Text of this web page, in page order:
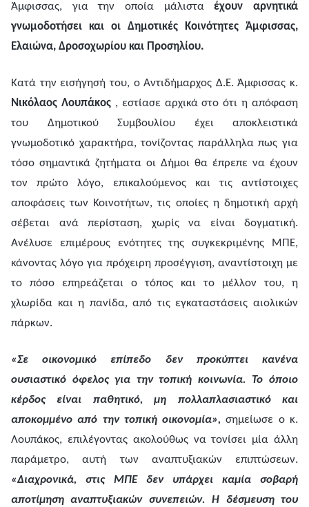
Άμφισσας, για την οποία μάλισταέχουν αρνητικά
γνωμοδοτήσει και οι Δημοτικές Κοινότητες Άμφισσας,
Ελαιώνα, Δροσοχωρίου και Προσηλίου.
Κατά την εισήγησή του, ο Αντιδήμαρχος Δ.Ε. Άμφισσας κ.
Νικόλαος Λουπάκος , εστίασε αρχικά στο ότι η απόφαση
του Δημοτικού Συμβουλίου έχει αποκλειστικά
γνωμοδοτικό χαρακτήρα, τονίζοντας παράλληλα πως για
τόσο σημαντικά ζητήματα οι Δήμοι θα έπρεπε να έχουν
τον πρώτο λόγο, επικαλούμενος και τις αντίστοιχες
αποφάσεις των Κοινοτήτων, τις οποίες η δημοτική αρχή
σέβεται ανά περίσταση, χωρίς να είναι δογματική.
Ανέλυσε επιμέρους ενότητες της συγκεκριμένης ΜΠΕ,
κάνοντας λόγο για πρόχειρη προσέγγιση, αναντίστοιχη με
το πόσο επηρεάζεται ο τόπος και το μέλλον του, η
χλωρίδα και η πανίδα, από τις εγκαταστάσεις αιολικών
πάρκων.
«Σε οικονομικό επίπεδο δεν προκύπτει κανένα
ουσιαστικό όφελος για την τοπική κοινωνία. Το όποιο
κέρδος είναι παθητικό, μη πολλαπλασιαστικό και
αποκομμένο από την τοπική οικονομία», σημείωσε ο κ.
Λουπάκος, επιλέγοντας ακολούθως να τονίσει μία άλλη
παράμετρο, αυτή των αναπτυξιακών επιπτώσεων.
«Διαχρονικά, στις ΜΠΕ δεν υπάρχει καμία σοβαρή
αποτίμηση αναπτυξιακών συνεπειών. Η δέσμευση του